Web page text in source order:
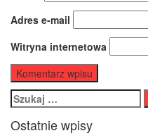
Adres e-mail
Witryna internetowa
Szukaj:
Ostatnie wpisy